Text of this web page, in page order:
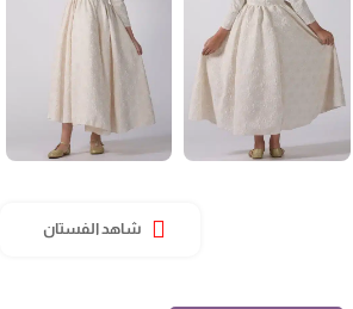
شاهد الفستان